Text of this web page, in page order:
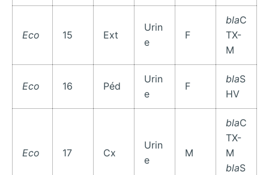
Eco 15 Ext
Urin
e
F
blaC
TX-
M
Eco 16 Péd
Urin
e
F
blaS
HV
Eco 17 Cx
Urin
e
M
blaC
TX-
M
blaS